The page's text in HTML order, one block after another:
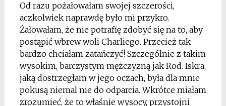
Od razu pożałowałam swojej szczerości,
aczkolwiek naprawdę było mi przykro.
Żałowałam, że nie potrafię zdobyć się na to, aby
postąpić wbrew woli Charliego. Przecież tak
bardzo chciałam zatańczyć! Szczególnie z takim
wysokim, barczystym mężczyzną jak Rod. Iskra,
jaką dostrzegłam w jego oczach, była dla mnie
pokusą niemal nie do odparcia. Wkrótce miałam
zrozumieć, że to właśnie wysocy, przystojni